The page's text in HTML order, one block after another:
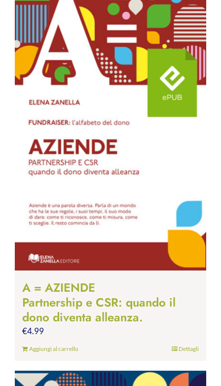
A = AZIENDE
Partnership e CSR: quando il
dono diventa alleanza.
€4.99
Aggiungi al carrello Dettagli